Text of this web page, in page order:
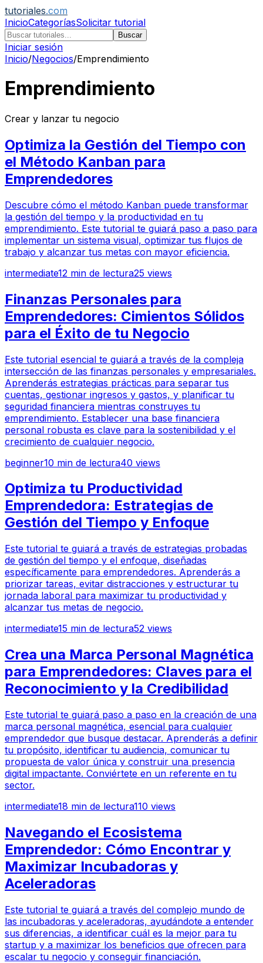
tutoriales.com
InicioCategoríasSolicitar tutorial
Buscar
Iniciar sesión
Inicio/Negocios/Emprendimiento
Emprendimiento
Crear y lanzar tu negocio
Optimiza la Gestión del Tiempo con
el Método Kanban para
Emprendedores
Descubre cómo el método Kanban puede transformar
la gestión del tiempo y la productividad en tu
emprendimiento. Este tutorial te guiará paso a paso para
implementar un sistema visual, optimizar tus flujos de
trabajo y alcanzar tus metas con mayor eficiencia.
intermediate12 min de lectura25 views
Finanzas Personales para
Emprendedores: Cimientos Sólidos
para el Éxito de tu Negocio
Este tutorial esencial te guiará a través de la compleja
intersección de las finanzas personales y empresariales.
Aprenderás estrategias prácticas para separar tus
cuentas, gestionar ingresos y gastos, y planificar tu
seguridad financiera mientras construyes tu
emprendimiento. Establecer una base financiera
personal robusta es clave para la sostenibilidad y el
crecimiento de cualquier negocio.
beginner10 min de lectura40 views
Optimiza tu Productividad
Emprendedora: Estrategias de
Gestión del Tiempo y Enfoque
Este tutorial te guiará a través de estrategias probadas
de gestión del tiempo y el enfoque, diseñadas
específicamente para emprendedores. Aprenderás a
priorizar tareas, evitar distracciones y estructurar tu
jornada laboral para maximizar tu productividad y
alcanzar tus metas de negocio.
intermediate15 min de lectura52 views
Crea una Marca Personal Magnética
para Emprendedores: Claves para el
Reconocimiento y la Credibilidad
Este tutorial te guiará paso a paso en la creación de una
marca personal magnética, esencial para cualquier
emprendedor que busque destacar. Aprenderás a definir
tu propósito, identificar tu audiencia, comunicar tu
propuesta de valor única y construir una presencia
digital impactante. Conviértete en un referente en tu
sector.
intermediate18 min de lectura110 views
Navegando el Ecosistema
Emprendedor: Cómo Encontrar y
Maximizar Incubadoras y
Aceleradoras
Este tutorial te guiará a través del complejo mundo de
las incubadoras y aceleradoras, ayudándote a entender
sus diferencias, a identificar cuál es la mejor para tu
startup y a maximizar los beneficios que ofrecen para
escalar tu negocio y conseguir financiación.